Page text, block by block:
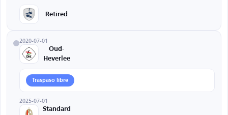
Retired
2020-07-01
Oud-
Heverlee
Traspaso libre
2025-07-01
Standard